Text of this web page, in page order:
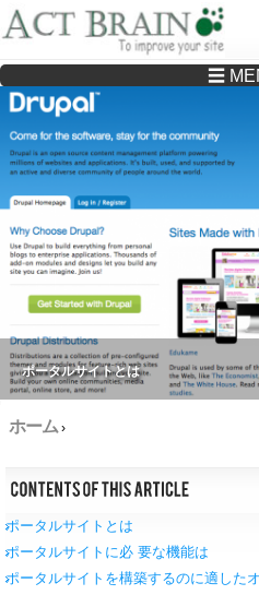
Drupalサイトの制作・保守をどこに頼んで
ださい
☰
ポータルサイトとは
ホーム ›
ポータルサイトとは
ポータルサイトに必 要な機能は
ポータルサイトを構築するのに適した